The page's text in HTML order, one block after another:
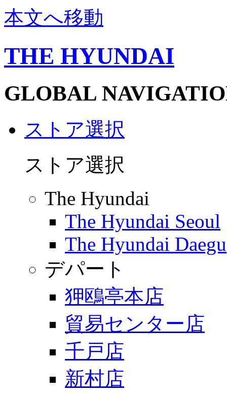
本文へ移動
THE HYUNDAI
GLOBAL
ストア選択
ストア選択
The Hyundai
The Hyundai Seoul
The Hyundai Daegu
デパート
狎鴎亭本店
貿易センター店
千戸店
新村店